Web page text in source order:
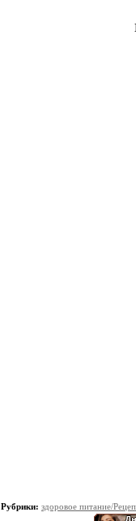
Рубрики: здоровое питание/